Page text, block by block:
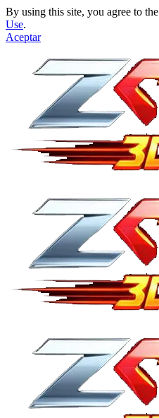
By using this site, you agree to the
Use.
Aceptar